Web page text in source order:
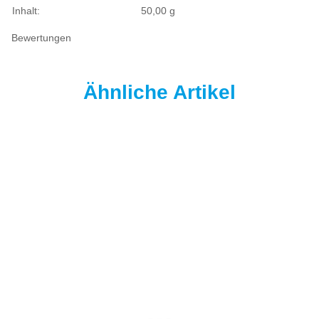
Inhalt: 50,00 g
Bewertungen
Ähnliche Artikel